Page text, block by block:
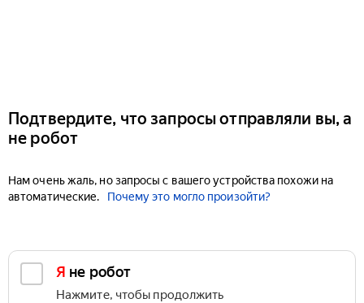
Подтвердите, что запросы отправляли вы, а
не робот
Нам очень жаль, но запросы с вашего устройства похожи на
автоматические.
Почему это могло произойти?
Я не робот
Нажмите, чтобы продолжить